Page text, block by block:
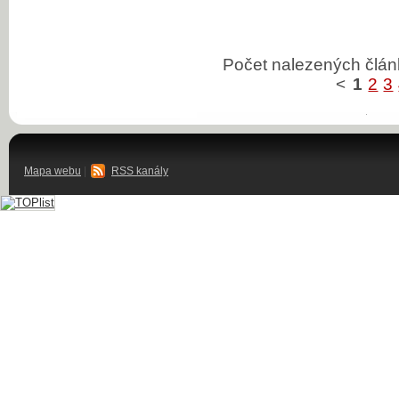
Počet nalezených
< 1 2 3
Mapa webu RSS kanály